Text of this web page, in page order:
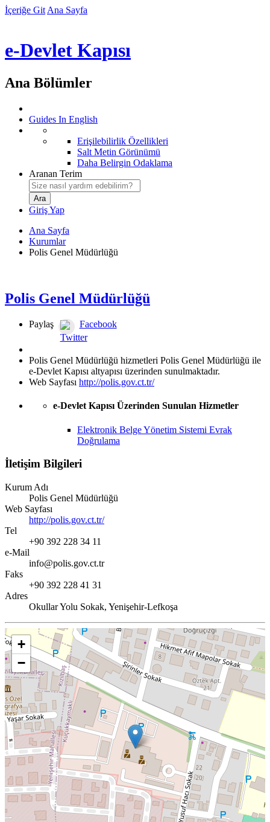
İçeriğe Git Ana Sayfa
e-Devlet Kapısı
Ana Bölümler
Guides In English
Erişilebilirlik Özellikleri
Salt Metin Görünümü
Daha Belirgin Odaklama
Aranan Terim
Giriş Yap
Ana Sayfa
Kurumlar
Polis Genel Müdürlüğü
Polis Genel Müdürlüğü
Paylaş
Twitter
Facebook
Polis Genel Müdürlüğü hizmetleri Polis Genel Müdürlüğü ile
e-Devlet Kapısı altyapısı üzerinden sunulmaktadır.
Web Sayfası http://polis.gov.ct.tr/
e-Devlet Kapısı Üzerinden Sunulan Hizmetler
Elektronik Belge Yönetim Sistemi Evrak
Doğrulama
İletişim Bilgileri
Kurum Adı
Polis Genel Müdürlüğü
Web Sayfası
http://polis.gov.ct.tr/
Tel
+90 392 228 34 11
e-Mail
info@polis.gov.ct.tr
Faks
+90 392 228 41 31
Adres
Okullar Yolu Sokak, Yenişehir-Lefkoşa
+
−